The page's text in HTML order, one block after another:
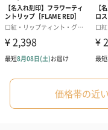
価格帯の近